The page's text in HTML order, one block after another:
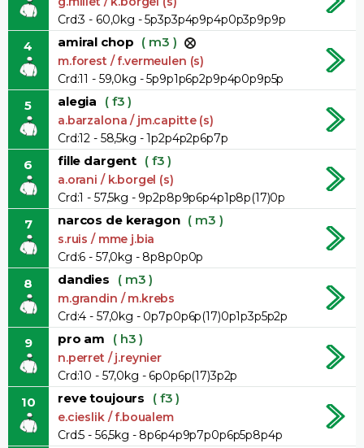
Crd:3 - 60,0kg - 5p3p3p4p9p4p0p3p9p9p
4 amiral chop ( m3 )
m.forest / f.vermeulen (s)
Crd:11 - 59,0kg - 5p9p1p6p2p9p4p0p9p5p
5 alegia ( f3 )
a.barzalona / jm.capitte (s)
Crd:12 - 58,5kg - 1p2p4p2p6p7p
6 fille dargent ( f3 )
a.orani / k.borgel (s)
Crd:1 - 57,5kg - 9p2p8p9p6p4p1p8p(17)0p
7 narcos de keragon ( m3 )
s.ruis / mme j.bia
Crd:6 - 57,0kg - 8p8p0p0p
8 dandies ( m3 )
m.grandin / m.krebs
Crd:4 - 57,0kg - 0p7p0p6p(17)0p1p3p5p2p
9 pro am ( h3 )
n.perret / j.reynier
Crd:10 - 57,0kg - 6p0p6p(17)3p2p
10 reve toujours ( f3 )
e.cieslik / f.boualem
Crd:5 - 56,5kg - 8p6p4p9p7p0p6p5p8p4p